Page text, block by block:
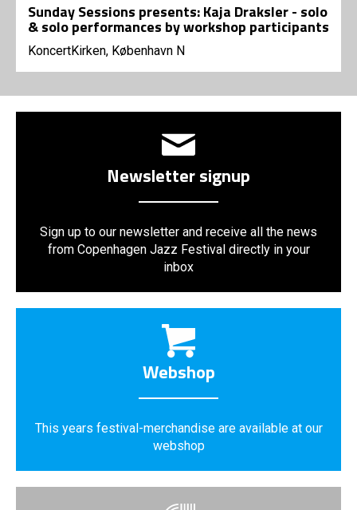
Sunday Sessions presents: Kaja Draksler - solo
& solo performances by workshop participants
KoncertKirken, København N
Newsletter signup
Sign up to our newsletter and receive all the news
from Copenhagen Jazz Festival directly in your
inbox
Webshop
This years festival-merchandise are available at our
webshop